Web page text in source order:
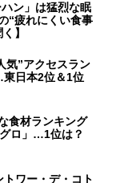
ン」は猛烈な眠
“疲れにくい食事
】
気”アクセスラン
日本2位＆1位
食材ランキング
ロ」…1位は？
ワー・デ・コト